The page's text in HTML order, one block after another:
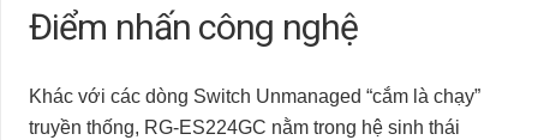
Điểm nhấn công nghệ
Khác với các dòng Switch Unmanaged “cắm là chạy”
truyền thống, RG-ES224GC nằm trong hệ sinh thái